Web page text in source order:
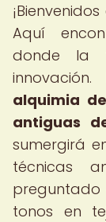
¡Bienvenidos
Aquí
donde la
alquimia
antiguas
sumergirá
técnicas
preguntado
tonos en